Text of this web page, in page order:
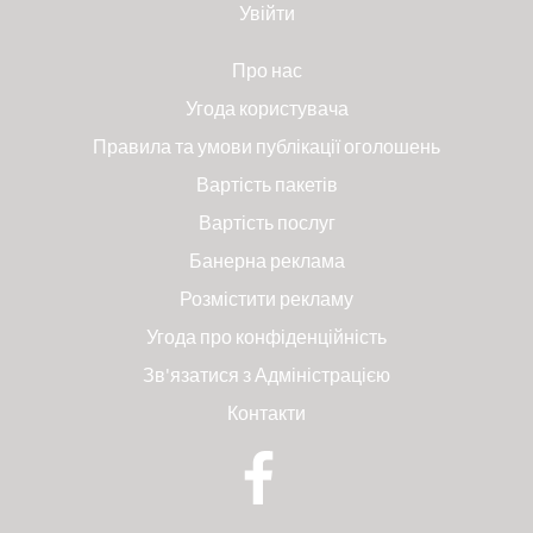
Увійти
Про нас
Угода користувача
Правила та умови публікації оголошень
Вартість пакетів
Вартість послуг
Банерна реклама
Розмістити рекламу
Угода про конфіденційність
Зв'язатися з Адміністрацією
Контакти